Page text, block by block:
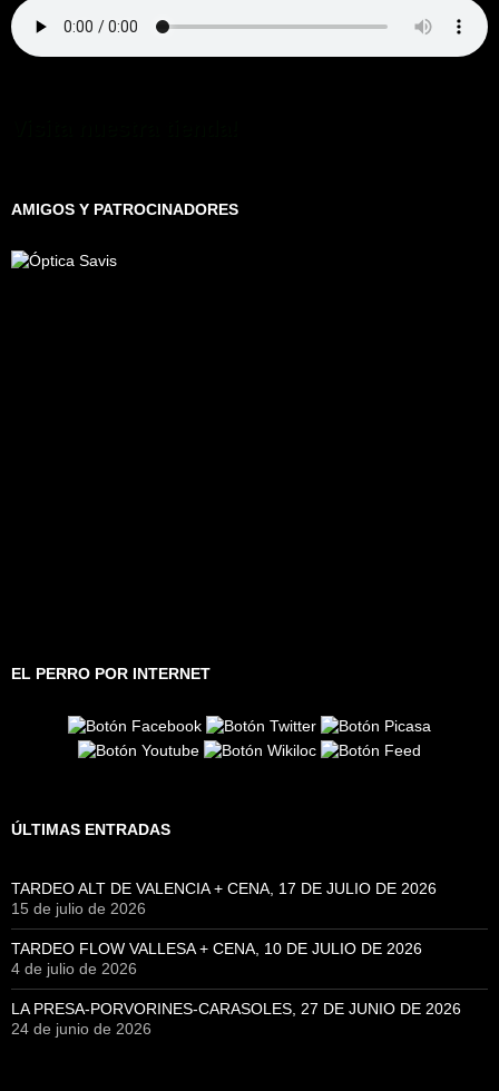
AMIGOS Y PATROCINADORES
EL PERRO POR INTERNET
ÚLTIMAS ENTRADAS
TARDEO ALT DE VALENCIA + CENA, 17 DE JULIO DE 2026
15 de julio de 2026
TARDEO FLOW VALLESA + CENA, 10 DE JULIO DE 2026
4 de julio de 2026
LA PRESA-PORVORINES-CARASOLES, 27 DE JUNIO DE 2026
24 de junio de 2026